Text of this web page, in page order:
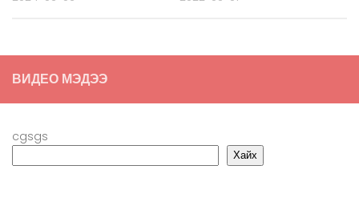
ВИДЕО МЭДЭЭ
cgsgs
Хайх